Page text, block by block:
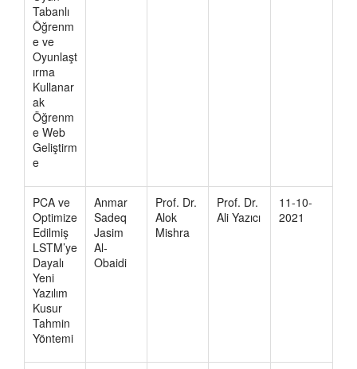
Tabanlı
Öğrenm
e ve
Oyunlaşt
ırma
Kullanar
ak
Öğrenm
e Web
Geliştirm
e
PCA ve
Optimize
Edilmiş
LSTM’ye
Dayalı
Yeni
Yazılım
Kusur
Tahmin
Yöntemi
Anmar
Sadeq
Jasim
Al-
Obaidi
Prof. Dr.
Alok
Mishra
Prof. Dr.
Ali Yazıcı
11-10-
2021